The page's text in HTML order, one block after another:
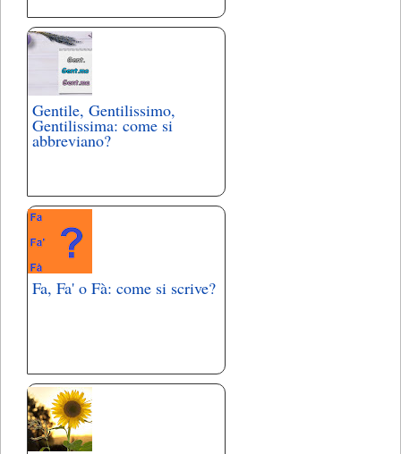
Gentile, Gentilissimo,
Gentilissima: come si
abbreviano?
Fa, Fa' o Fà: come si scrive?